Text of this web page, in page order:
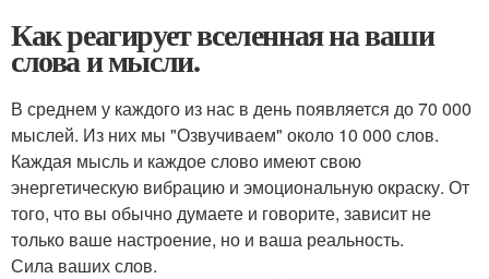
Как реагирует вселенная на ваши
слова и мысли.
В среднем у каждого из нас в день появляется до 70 000
мыслей. Из них мы "Озвучиваем" около 10 000 слов.
Каждая мысль и каждое слово имеют свою
энергетическую вибрацию и эмоциональную окраску. От
того, что вы обычно думаете и говорите, зависит не
только ваше настроение, но и ваша реальность.
Сила ваших слов.